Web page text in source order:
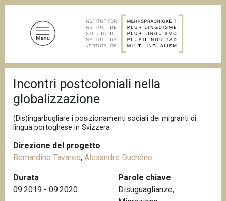
r
i
c
o
l
d
i
p
n
e
Incontri postcoloniali nella
globalizzazione
(Dis)ingarbugliare i posizionamenti sociali dei migranti di
lingua portoghese in Svizzera
Direzione del progetto
Bernardino Tavares, Alexandre Duchêne
Durata
09.2019 - 09.2020
Parole chiave
Disuguaglianze,